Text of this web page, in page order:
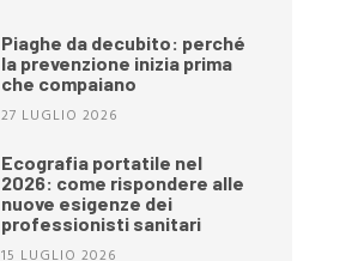
Piaghe da decubito: perché
la prevenzione inizia prima
che compaiano
27 LUGLIO 2026
Ecografia portatile nel
2026: come rispondere alle
nuove esigenze dei
professionisti sanitari